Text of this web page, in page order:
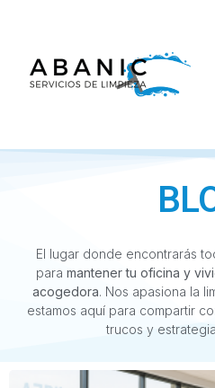
El lugar donde encontrarás
para mantener tu oficina y
acogedora. Nos apasiona la
estamos aquí para compartir
trucos y